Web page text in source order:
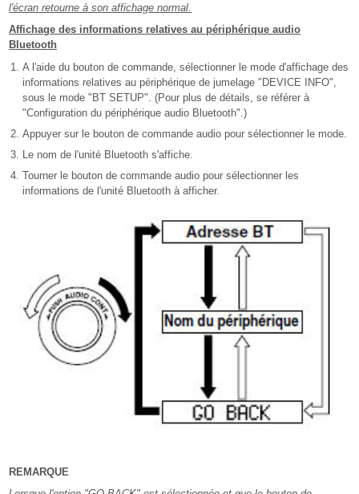
l'écran retourne à son affichage normal.
Affichage des informations relatives au périphérique audio
Bluetooth
A l'aide du bouton de commande, sélectionner le mode d'affichage des
informations relatives au périphérique de jumelage "DEVICE INFO",
sous le mode "BT SETUP". (Pour plus de détails, se référer à
"Configuration du périphérique audio Bluetooth".)
Appuyer sur le bouton de commande audio pour sélectionner le mode.
Le nom de l'unité Bluetooth s'affiche.
Tourner le bouton de commande audio pour sélectionner les
informations de l'unité Bluetooth à afficher.
REMARQUE